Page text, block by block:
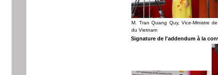
M. Tran Quang Quy, Vice-Ministre
du Vietnam
Signature de l'addendum à la